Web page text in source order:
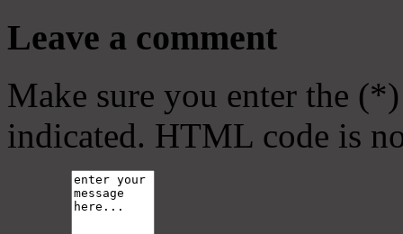
Leave a comment
Make sure you enter the
indicated. HTML code is